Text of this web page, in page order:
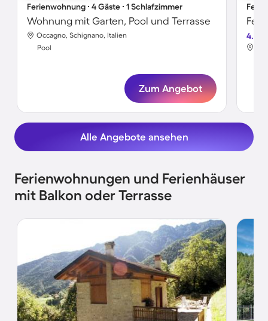
Ferienwohnung ∙ 4 Gäste ∙ 1 Schlafzimmer
Wohnung mit Garten, Pool und Terrasse
Occagno, Schignano, Italien
Pool
Zum Angebot
4.0
Alle Angebote ansehen
Ferienwohnungen und Ferienhäuser
mit Balkon oder Terrasse